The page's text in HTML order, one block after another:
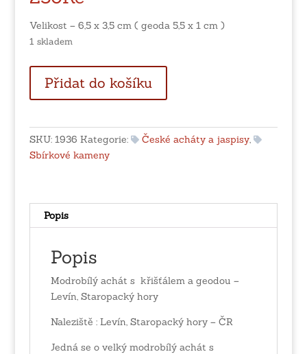
Velikost – 6,5 x 3,5 cm ( geoda 5,5 x 1 cm )
1 skladem
achát
s
a
geodou
hory
množství
Přidat do košíku
SKU: 1936 Kategorie: České acháty a jaspisy,
Sbírkové kameny
Popis
Popis
Modrobílý achát s křišťálem a geodou –
Levín, Staropacký hory
Naleziště : Levín, Staropacký hory – ČR
Jedná se o velký modrobílý achát s